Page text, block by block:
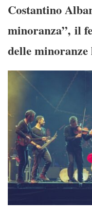
Costantino
minoranza”, il
delle